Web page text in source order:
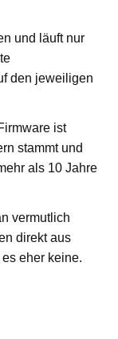
und läuft nur
den jeweiligen
ist
stammt und
als 10 Jahre
vermutlich
direkt aus
eher keine.